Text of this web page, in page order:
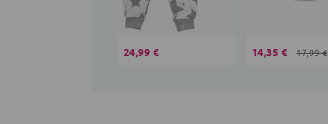
24,99 € 14,35 € 17,99 €